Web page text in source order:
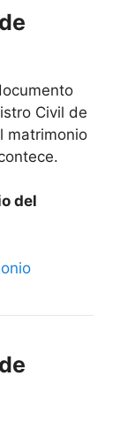
Civil de
matrimonio
del